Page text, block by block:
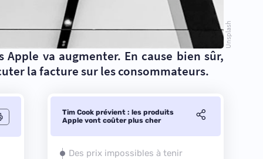
Unsplash
va augmenter. En cause bien sûr,
la facture sur les consommateurs.
Tim Cook prévient : les produits
Apple vont coûter plus cher
Des prix impossibles à tenir